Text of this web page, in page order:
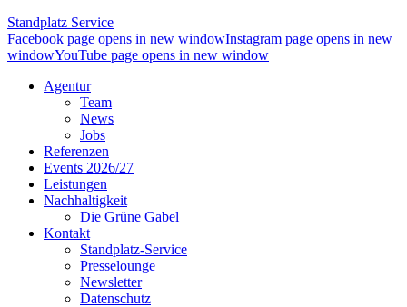
Standplatz Service
Facebook page opens in new windowInstagram page opens in new
windowYouTube page opens in new window
Agentur
Team
News
Jobs
Referenzen
Events 2026/27
Leistungen
Nachhaltigkeit
Die Grüne Gabel
Kontakt
Standplatz-Service
Presselounge
Newsletter
Datenschutz